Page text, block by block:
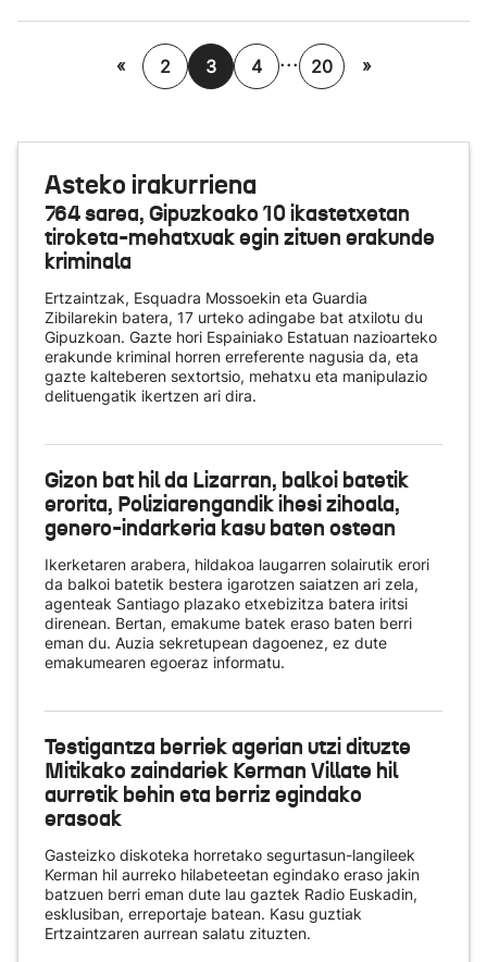
« 2 3 4 ... 20 »
Asteko irakurriena
764 sarea, Gipuzkoako 10 ikastetxetan
tiroketa-mehatxuak egin zituen erakunde
kriminala
Ertzaintzak, Esquadra Mossoekin eta Guardia
Zibilarekin batera, 17 urteko adingabe bat atxilotu du
Gipuzkoan. Gazte hori Espainiako Estatuan nazioarteko
erakunde kriminal horren erreferente nagusia da, eta
gazte kalteberen sextortsio, mehatxu eta manipulazio
delituengatik ikertzen ari dira.
Gizon bat hil da Lizarran, balkoi batetik
erorita, Poliziarengandik ihesi zihoala,
genero-indarkeria kasu baten ostean
Ikerketaren arabera, hildakoa laugarren solairutik erori
da balkoi batetik bestera igarotzen saiatzen ari zela,
agenteak Santiago plazako etxebizitza batera iritsi
direnean. Bertan, emakume batek eraso baten berri
eman du. Auzia sekretupean dagoenez, ez dute
emakumearen egoeraz informatu.
Testigantza berriek agerian utzi dituzte
Mitikako zaindariek Kerman Villate hil
aurretik behin eta berriz egindako
erasoak
Gasteizko diskoteka horretako segurtasun-langileek
Kerman hil aurreko hilabeteetan egindako eraso jakin
batzuen berri eman dute lau gaztek Radio Euskadin,
esklusiban, erreportaje batean. Kasu guztiak
Ertzaintzaren aurrean salatu zituzten.